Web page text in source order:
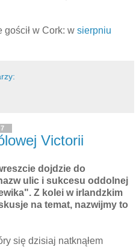
gościł w Cork: w sierpniu
Victorii
dojdzie do
ulic i sukcesu oddolnej
Z kolei w irlandzkim
na temat, nazwijmy to
się dzisiaj natknąłem